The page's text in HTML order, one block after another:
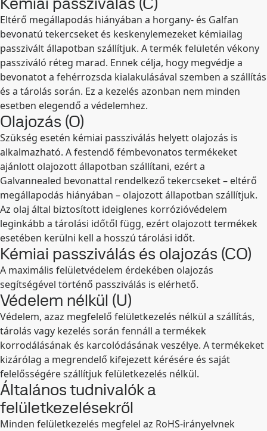
Eltérő megállapodás hiányában a horgany- és Galfan
bevonatú tekercseket és keskenylemezeket kémiailag
passzivált állapotban szállítjuk. A termék felületén vékony
passziváló réteg marad. Ennek célja, hogy megvédje a
bevonatot a fehérrozsda kialakulásával szemben a szállítás
és a tárolás során. Ez a kezelés azonban nem minden
esetben elegendő a védelemhez.
Olajozás (O)
Szükség esetén kémiai passziválás helyett olajozás is
alkalmazható. A festendő fémbevonatos termékeket
ajánlott olajozott állapotban szállítani, ezért a
Galvannealed bevonattal rendelkező tekercseket – eltérő
megállapodás hiányában – olajozott állapotban szállítjuk.
Az olaj által biztosított ideiglenes korrózióvédelem
leginkább a tárolási időtől függ, ezért olajozott termékek
esetében kerülni kell a hosszú tárolási időt.
Kémiai passziválás és olajozás (CO)
A maximális felületvédelem érdekében olajozás
segítségével történő passziválás is elérhető.
Védelem nélkül (U)
Védelem, azaz megfelelő felületkezelés nélkül a szállítás,
tárolás vagy kezelés során fennáll a termékek
korrodálásának és karcolódásának veszélye. A termékeket
kizárólag a megrendelő kifejezett kérésére és saját
felelősségére szállítjuk felületkezelés nélkül.
Általános tudnivalók a
felületkezelésekről
Minden felületkezelés megfelel az RoHS-irányelvnek